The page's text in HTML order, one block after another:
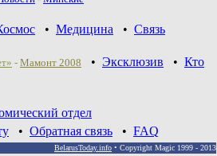
• Медицина • Связь
- Мамонт 2008 • Эксклюзив • Кто
отдел
• Обратная связь • FAQ
BelarusToday.info • Copyright Magic 1999 - 2013